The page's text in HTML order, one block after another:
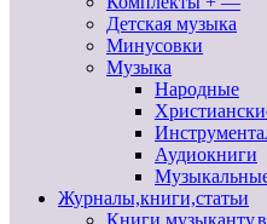
Детская музыка
Минусовки
Музыка
Народные
Аудиокниги
Журналы,книги,статьи
Книги